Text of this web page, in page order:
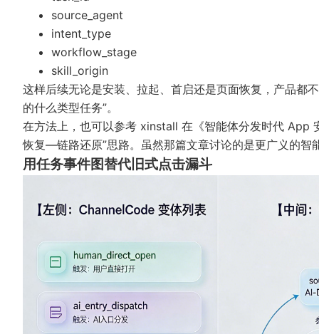
source_agent
intent_type
workflow_stage
skill_origin
这样后续无论是安装、拉起、首启还是页面恢复，产品都
的什么类型任务”。
在方法上，也可以参考 xinstall 在《智能体分发时代 App
恢复—链路还原”思路。虽然那篇文章讨论的是更广义的
用任务事件图替代旧式点击漏斗